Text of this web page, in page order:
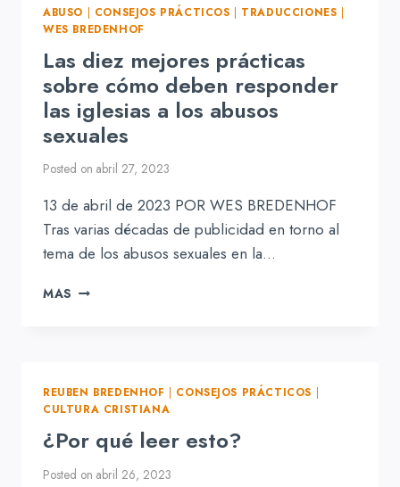
ABUSO | CONSEJOS PRÁCTICOS | TRADUCCIONES |
WES BREDENHOF
Las diez mejores prácticas
sobre cómo deben responder
las iglesias a los abusos
sexuales
Posted on abril 27, 2023
13 de abril de 2023 POR WES BREDENHOF
Tras varias décadas de publicidad en torno al
tema de los abusos sexuales en la…
MAS LAS
CÓMO
DEBEN
LAS
IGLESIAS
A
REUBEN BREDENHOF | CONSEJOS PRÁCTICOS |
CULTURA CRISTIANA
¿Por qué leer esto?
Posted on abril 26, 2023